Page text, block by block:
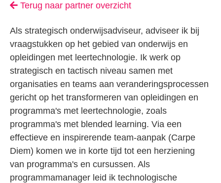
Terug naar partner overzicht
Als strategisch onderwijsadviseur, adviseer ik bij
vraagstukken op het gebied van onderwijs en
opleidingen met leertechnologie. Ik werk op
strategisch en tactisch niveau samen met
organisaties en teams aan veranderingsprocessen
gericht op het transformeren van opleidingen en
programma's met leertechnologie, zoals
programma's met blended learning. Via een
effectieve en inspirerende team-aanpak (Carpe
Diem) komen we in korte tijd tot een herziening
van programma's en cursussen. Als
programmamanager leid ik technologische